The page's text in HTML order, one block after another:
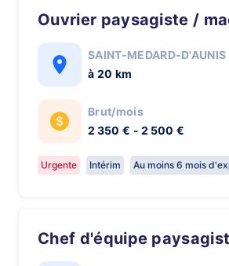
Ouvrier paysagiste /
SAINT-MEDARD-D'AUNIS
à 20 km
Brut/mois
2 350 € - 2 500 €
Urgente Intérim Au moins 6 mois
Chef d'équipe